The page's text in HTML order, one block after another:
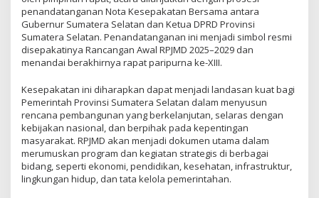
penandatanganan Nota Kesepakatan Bersama antara
Gubernur Sumatera Selatan dan Ketua DPRD Provinsi
Sumatera Selatan. Penandatanganan ini menjadi simbol resmi
disepakatinya Rancangan Awal RPJMD 2025–2029 dan
menandai berakhirnya rapat paripurna ke-XIII.
Kesepakatan ini diharapkan dapat menjadi landasan kuat bagi
Pemerintah Provinsi Sumatera Selatan dalam menyusun
rencana pembangunan yang berkelanjutan, selaras dengan
kebijakan nasional, dan berpihak pada kepentingan
masyarakat. RPJMD akan menjadi dokumen utama dalam
merumuskan program dan kegiatan strategis di berbagai
bidang, seperti ekonomi, pendidikan, kesehatan, infrastruktur,
lingkungan hidup, dan tata kelola pemerintahan.